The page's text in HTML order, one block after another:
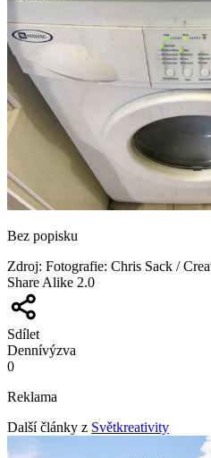
Bez popisku
Zdroj: Fotografie: Chris Sack /
Share Alike 2.0
Sdílet
Dennívýzva
0
Reklama
Další články z Světkreativity